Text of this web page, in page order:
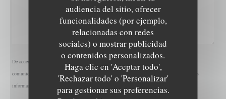
audiencia del sitio, ofrecer
funcionalidades (por ejemplo,
relacionadas con redes
sociales) o mostrar publicidad
o contenidos personalizados.
Haga clic en 'Aceptar todo',
'Rechazar todo' o 'Personalizar'
para gestionar sus preferencias.
De acuerdo con la normativa de protección de datos, puede ejercer su derecho a no recibir
comunicaciones comerciales inscribiéndose en la Lista Robinson:
. Para más
información sobre el tratamiento de sus datos, consulte nuestra